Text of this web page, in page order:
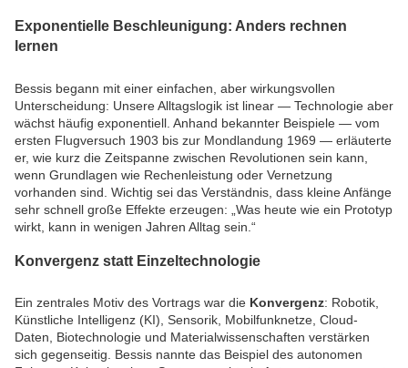
Exponentielle Beschleunigung: Anders rechnen
lernen
Bessis begann mit einer einfachen, aber wirkungsvollen
Unterscheidung: Unsere Alltagslogik ist linear — Technologie aber
wächst häufig exponentiell. Anhand bekannter Beispiele — vom
ersten Flugversuch 1903 bis zur Mondlandung 1969 — erläuterte
er, wie kurz die Zeitspanne zwischen Revolutionen sein kann,
wenn Grundlagen wie Rechenleistung oder Vernetzung
vorhanden sind. Wichtig sei das Verständnis, dass kleine Anfänge
sehr schnell große Effekte erzeugen: „Was heute wie ein Prototyp
wirkt, kann in wenigen Jahren Alltag sein.“
Konvergenz statt Einzeltechnologie
Ein zentrales Motiv des Vortrags war die Konvergenz: Robotik,
Künstliche Intelligenz (KI), Sensorik, Mobilfunknetze, Cloud-
Daten, Biotechnologie und Materialwissenschaften verstärken
sich gegenseitig. Bessis nannte das Beispiel des autonomen